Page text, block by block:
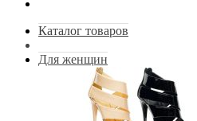
Каталог товаров
Для женщин